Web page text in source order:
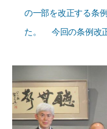
の一部を改正する条
た。 今回の条例改